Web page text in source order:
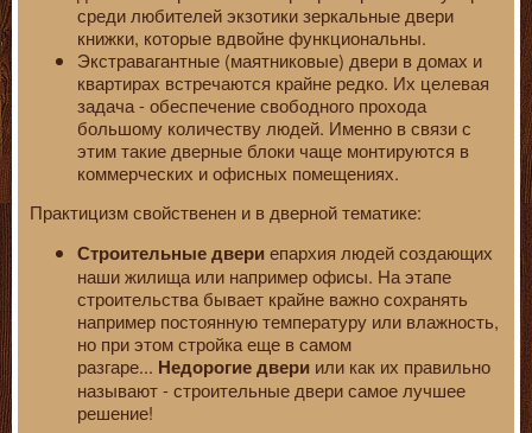
среди любителей экзотики зеркальные двери
книжки, которые вдвойне функциональны.
Экстравагантные (маятниковые) двери в домах и
квартирах встречаются крайне редко. Их целевая
задача - обеспечение свободного прохода
большому количеству людей. Именно в связи с
этим такие дверные блоки чаще монтируются в
коммерческих и офисных помещениях.
Практицизм свойственен и в дверной тематике:
Строительные двериепархия людей создающих
наши жилища или например офисы. На этапе
строительства бывает крайне важно сохранять
например постоянную температуру или влажность,
но при этом стройка еще в самом
разгаре... Недорогие двери или как их правильно
называют - строительные двери самое лучшее
решение!